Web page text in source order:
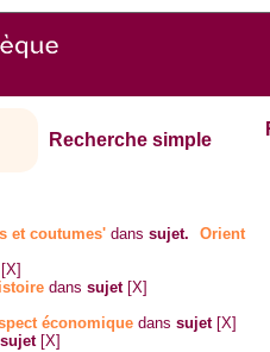
Recherche simple
et coutumes' danssujet.
Orient
[X]
danssujet [X]
économique danssujet [X]
sujet [X]